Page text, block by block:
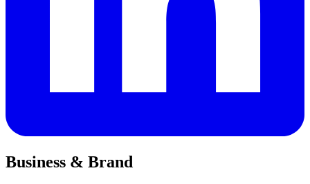
Business & Brand